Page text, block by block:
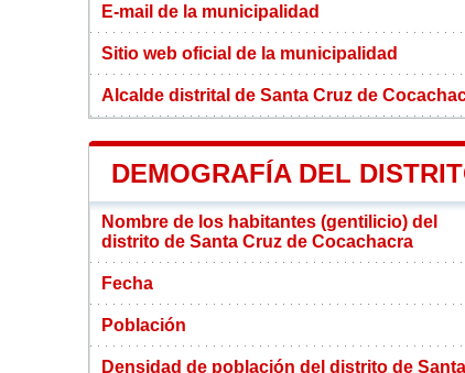
E-mail de la municipalidad
Sitio web oficial de la municipalidad
Alcalde distrital de Santa Cruz de
DEMOGRAFÍA DEL
Nombre de los habitantes (gentilicio) del
distrito de Santa Cruz de Cocachacra
Fecha
Población
Densidad de población del distrito de Santa